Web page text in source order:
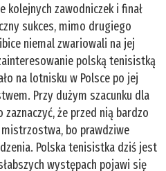
kolejnych zawodniczek i finał
sukces, mimo drugiego
niemal zwariowali na jej
polską tenisistką
na lotnisku w Polsce po jej
Przy dużym szacunku dla
że przed nią bardzo
bo prawdziwe
Polska tenisistka dziś jest
występach pojawi się